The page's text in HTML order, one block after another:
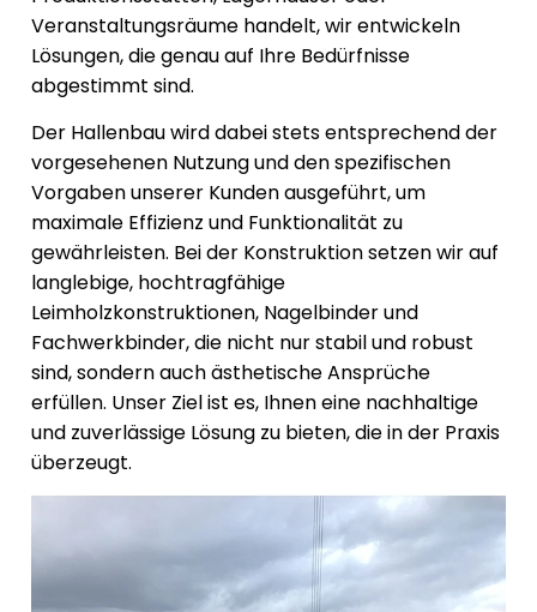
Veranstaltungsräume handelt, wir entwickeln
Lösungen, die genau auf Ihre Bedürfnisse
abgestimmt sind.
Der Hallenbau wird dabei stets entsprechend der
vorgesehenen Nutzung und den spezifischen
Vorgaben unserer Kunden ausgeführt, um
maximale Effizienz und Funktionalität zu
gewährleisten. Bei der Konstruktion setzen wir auf
langlebige, hochtragfähige
Leimholzkonstruktionen, Nagelbinder und
Fachwerkbinder, die nicht nur stabil und robust
sind, sondern auch ästhetische Ansprüche
erfüllen. Unser Ziel ist es, Ihnen eine nachhaltige
und zuverlässige Lösung zu bieten, die in der Praxis
überzeugt.